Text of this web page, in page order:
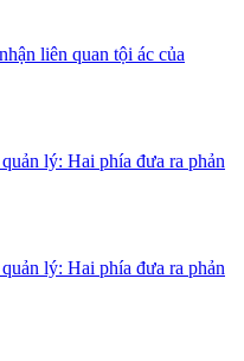
liên quan tội ác của
lý: Hai phía đưa ra phản
lý: Hai phía đưa ra phản